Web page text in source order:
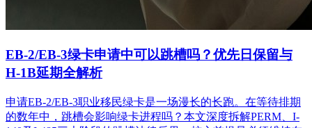
EB-2/EB-3绿卡申请中可以跳槽吗？优先日保留与
H-1B延期全解析
申请EB-2/EB-3职业移民绿卡是一场漫长的长跑。在等待排期
的数年中，跳槽会影响绿卡进程吗？本文深度拆解PERM、I-